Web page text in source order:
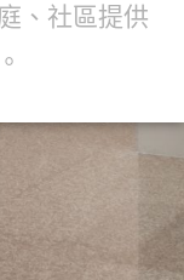
、社區提供